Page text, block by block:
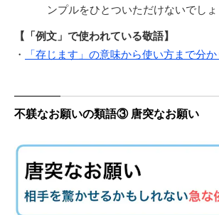
ンプルをひとついただけないでしょ
【「例文」で使われている敬語】
・ 「存じます」の意味から使い方まで分
不躾なお願いの類語③ 唐突なお願い